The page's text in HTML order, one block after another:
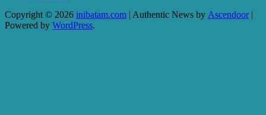
Copyright © 2026 inibatam.com | Authentic News by Ascendoor|
Powered by WordPress.